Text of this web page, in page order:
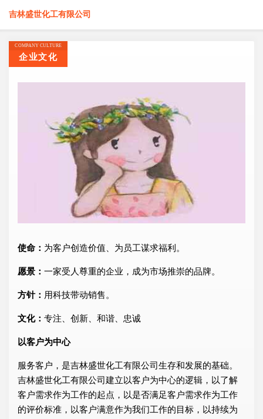
吉林盛世化工有限公司
COMPANY CULTURE
企业文化
使命： 为客户创造价值、为员工谋求福利。
愿景： 一家受人尊重的企业，成为市场推崇的品牌。
方针： 用科技带动销售。
文化： 专注、创新、和谐、忠诚
以客户为中心
服务客户，是吉林盛世化工有限公司生存和发展的基础。
吉林盛世化工有限公司建立以客户为中心的逻辑，以了解
客户需求作为工作的起点，以是否满足客户需求作为工作
的评价标准，以客户满意作为我们工作的目标，以持续为